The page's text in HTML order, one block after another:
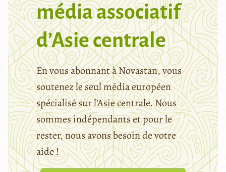
média associatif
d’Asie centrale
En vous abonnant à Novastan, vous
soutenez le seul média européen
spécialisé sur l’Asie centrale. Nous
sommes indépendants et pour le
rester, nous avons besoin de votre
aide !